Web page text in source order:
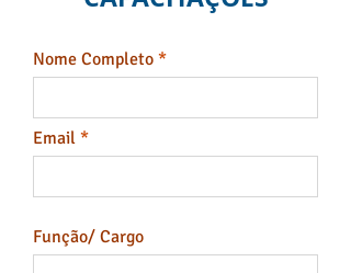
Nome Completo
Email
Função/ Cargo